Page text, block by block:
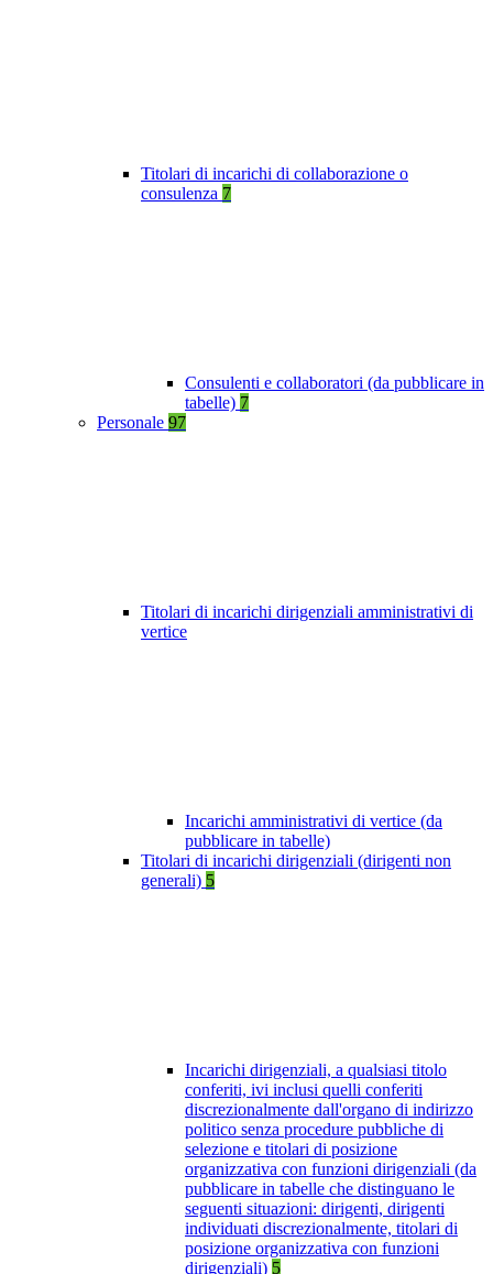
Titolari di incarichi di collaborazione o
consulenza 7
Consulenti e collaboratori (da pubblicare in
tabelle) 7
Personale 97
Titolari di incarichi dirigenziali amministrativi di
vertice
Incarichi amministrativi di vertice (da
pubblicare in tabelle)
Titolari di incarichi dirigenziali (dirigenti non
generali) 5
Incarichi dirigenziali, a qualsiasi titolo
conferiti, ivi inclusi quelli conferiti
discrezionalmente dall'organo di indirizzo
politico senza procedure pubbliche di
selezione e titolari di posizione
organizzativa con funzioni dirigenziali (da
pubblicare in tabelle che distinguano le
seguenti situazioni: dirigenti, dirigenti
individuati discrezionalmente, titolari di
posizione organizzativa con funzioni
dirigenziali) 5